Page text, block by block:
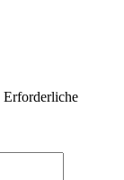
Erforderliche